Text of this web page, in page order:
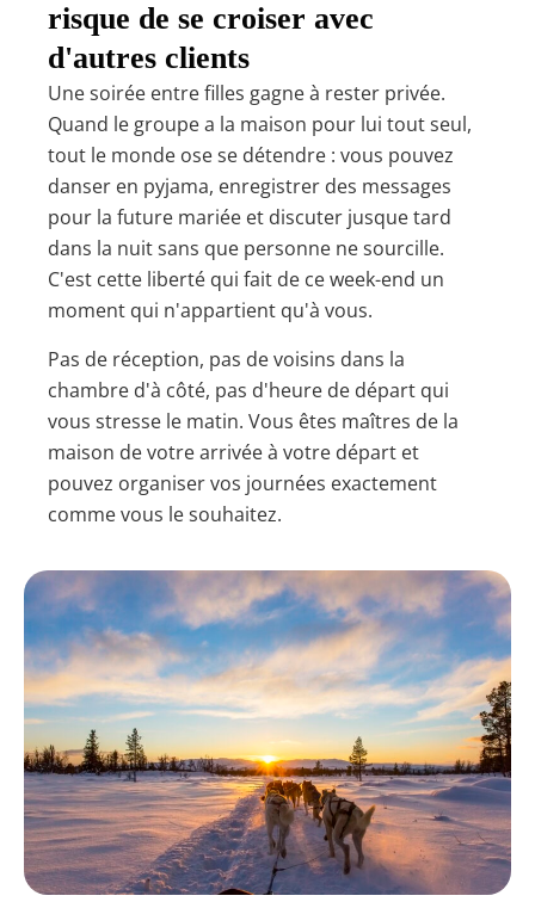
risque de se croiser avec
d'autres clients
Une soirée entre filles gagne à rester privée.
Quand le groupe a la maison pour lui tout seul,
tout le monde ose se détendre : vous pouvez
danser en pyjama, enregistrer des messages
pour la future mariée et discuter jusque tard
dans la nuit sans que personne ne sourcille.
C'est cette liberté qui fait de ce week-end un
moment qui n'appartient qu'à vous.
Pas de réception, pas de voisins dans la
chambre d'à côté, pas d'heure de départ qui
vous stresse le matin. Vous êtes maîtres de la
maison de votre arrivée à votre départ et
pouvez organiser vos journées exactement
comme vous le souhaitez.